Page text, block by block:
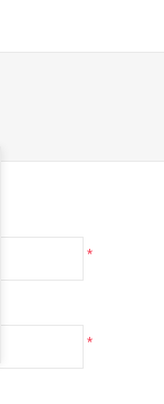
*
*